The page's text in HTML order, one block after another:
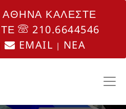
ΚΑΛΕΣΤΕ
210.6644546
EMAIL | NEA